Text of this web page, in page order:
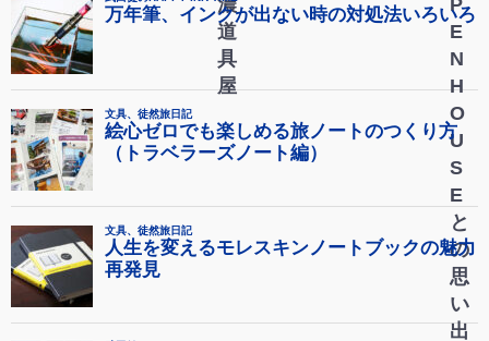
濃
道
具
屋
P
E
N
H
O
U
S
E
と
の
思
い
出